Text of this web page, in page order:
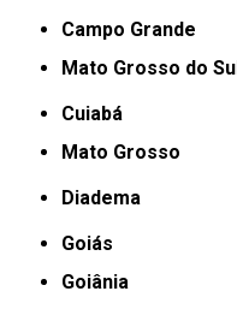
Campo Grande
Mato Grosso do Sul
Cuiabá
Mato Grosso
Diadema
Goiás
Goiânia